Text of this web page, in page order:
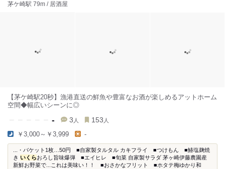
茅ケ崎駅 79m / 居酒屋
【茅ケ崎駅20秒】漁港直送の鮮魚や豊富なお酒が楽しめるアットホーム
空間◆幅広いシーンに◎
- 3 人 153 人
￥3,000～￥3,999 -
...・バケット1枚…50円 ■自家製タルタル カキフライ ■つけもん ■鰆塩麹焼
き いくらおろし旨味爆弾 ■エイヒレ ■旬菜 自家製サラダ 茅ヶ崎伊藤農園産
新鮮お野菜で...これは美味い！！ ■おさかなフリット ■ホタテ梅ゆかり和